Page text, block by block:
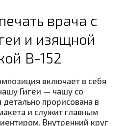
врача с
и изящной
В-152
включает в себя
Гигеи — чашу со
прорисована в
и служит главным
Внутренний круг